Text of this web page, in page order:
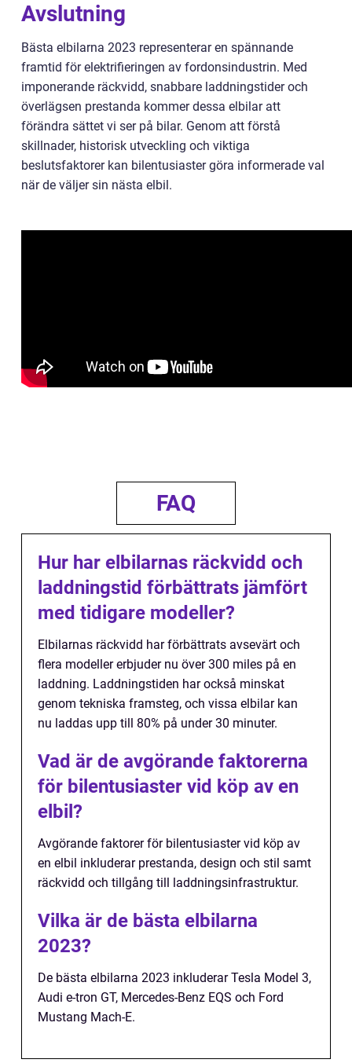
Avslutning
Bästa elbilarna 2023 representerar en spännande
framtid för elektrifieringen av fordonsindustrin. Med
imponerande räckvidd, snabbare laddningstider och
överlägsen prestanda kommer dessa elbilar att
förändra sättet vi ser på bilar. Genom att förstå
skillnader, historisk utveckling och viktiga
beslutsfaktorer kan bilentusiaster göra informerade val
när de väljer sin nästa elbil.
FAQ
Hur har elbilarnas räckvidd och
laddningstid förbättrats jämfört
med tidigare modeller?
Elbilarnas räckvidd har förbättrats avsevärt och
flera modeller erbjuder nu över 300 miles på en
laddning. Laddningstiden har också minskat
genom tekniska framsteg, och vissa elbilar kan
nu laddas upp till 80% på under 30 minuter.
Vad är de avgörande faktorerna
för bilentusiaster vid köp av en
elbil?
Avgörande faktorer för bilentusiaster vid köp av
en elbil inkluderar prestanda, design och stil samt
räckvidd och tillgång till laddningsinfrastruktur.
Vilka är de bästa elbilarna
2023?
De bästa elbilarna 2023 inkluderar Tesla Model 3,
Audi e-tron GT, Mercedes-Benz EQS och Ford
Mustang Mach-E.